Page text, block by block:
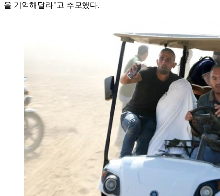
을 기억해달라"고 추모했다.